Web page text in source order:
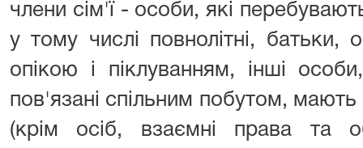
члени сім'ї - особи, які
у тому числі повнолітні, батьки,
опікою і піклуванням, інші
пов'язані спільним побутом,
(крім осіб, взаємні права та